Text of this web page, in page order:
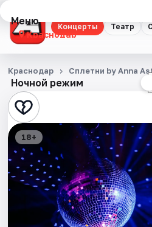
Концерты Театр
Меню
Краснодар
Концерты
Театр
Стендап
Выставки
Квесты
Экскурсии
Ночной режим
Краснодар Сплетни by Anna
18+